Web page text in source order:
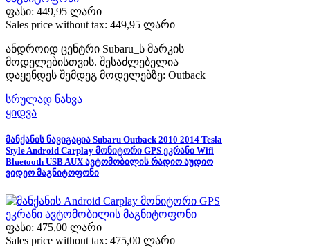
ფასი: 449,95 ლარი
Sales price without tax: 449,95 ლარი
ანდროიდ ცენტრი Subaru_ს მარკის
მოდელებისთვის. შესაძლებელია
დაყენდეს შემდეგ მოდელებზე: Outback
სრულად ნახვა
ყიდვა
მანქანის ნავიგაცია Subaru Outback 2010 2014 Tesla
Style Android Carplay მონიტორი GPS ეკრანი Wifi
Bluetooth USB AUX ავტომობილის რადიო აუდიო
ვიდეო მაგნიტოფონი
ფასი: 475,00 ლარი
Sales price without tax: 475,00 ლარი